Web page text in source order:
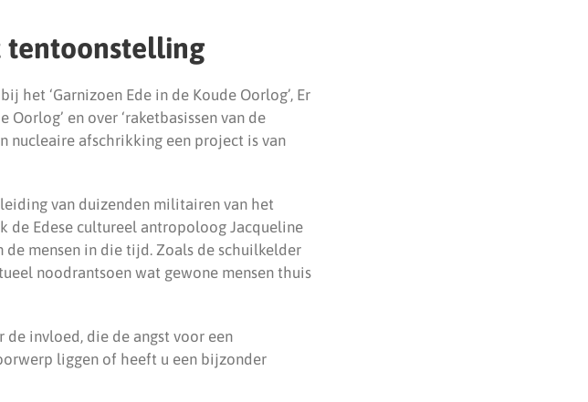
tentoonstelling
het ‘Garnizoen Ede in de Koude Oorlog’, Er
en over ‘raketbasissen van de
nucleaire afschrikking een project is van
van duizenden militairen van het
de Edese cultureel antropoloog Jacqueline
de mensen in die tijd. Zoals de schuilkelder
noodrantsoen wat gewone mensen thuis
invloed, die de angst voor een
liggen of heeft u een bijzonder